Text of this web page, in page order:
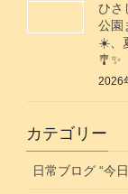
ひさ
公園
☀️、
🎐✨️
2026
カテゴリー
日常ブログ “今